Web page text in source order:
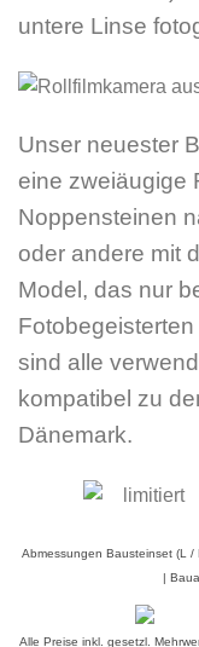
untere Linse
Unser neuester
eine zweiäugige
Noppensteinen
oder andere mit
Model, das nur
sind alle
kompatibel zu
Dänemark.
Abmessungen Bausteinset (L /
|
Alle Preise inkl. gesetzl.